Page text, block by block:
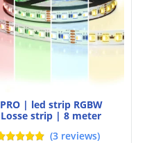
PRO | led strip RGBW
Losse strip | 8 meter
(3 reviews)